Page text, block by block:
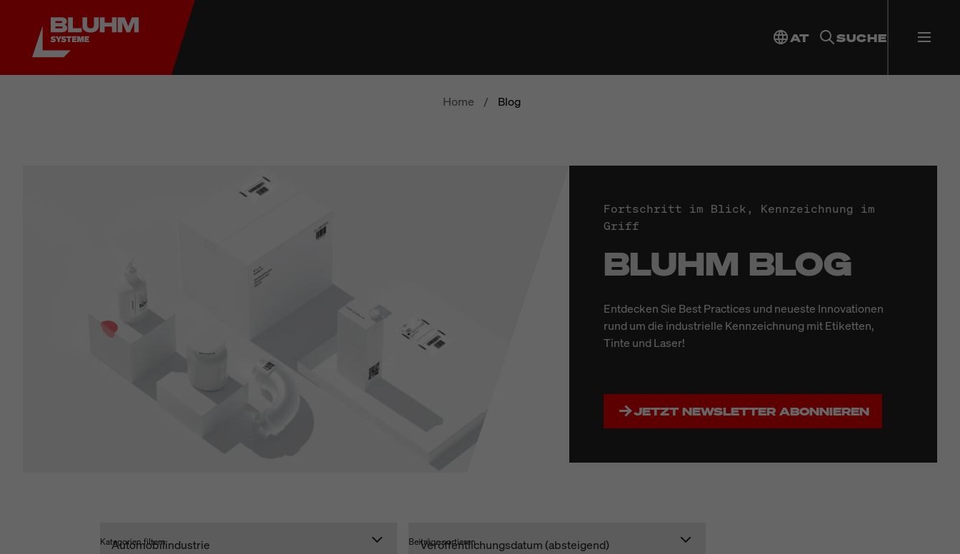
AT SUCHE
Home / Blog
Fortschritt im Blick, Kennzeichnung im
Griff
BLUHM BLOG
Entdecken Sie Best Practices und neueste Innovationen
rund um die industrielle Kennzeichnung mit Etiketten,
Tinte und Laser!
JETZT NEWSLETTER ABONNIEREN
Kategorien filtern Beiträge sortieren